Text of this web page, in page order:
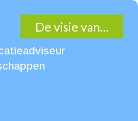
De visie van…